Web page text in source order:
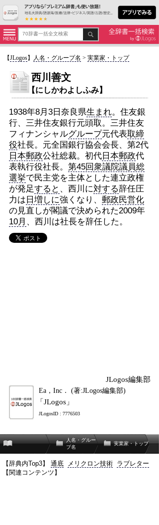
【JLogos】 人名・グループ名 > 実業家・トップ
西川善文
【にしかわよしふみ】
1938年8月3日奈良県生まれ。住友銀
行、三井住友銀行元頭取。三井住友
フィナンシャルグループ元代表取締
役社長。元全国銀行協会会長、第2代
日本郵政公社総裁。初代日本郵政代
表執行役社長。 第45回衆議院議員総
選挙で民主党を主体とした連立政権
が発足すると 、西川に対する辞任圧
力は 日増しに強くなり、 郵政民営化
の見直しが閣議で決められた2009年
10月 、西川は社長を辞任した。
JLogos編集部
Ea，Inc． (著:JLogos編集部)
「JLogos」
JLogosID : 7776503
人名・グルー
プ名
実業家・トップ
【辞典内Top3】 通底 メリクロン技術 ラブレター
【関連コンテンツ】